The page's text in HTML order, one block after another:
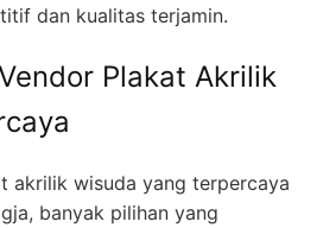
dan kualitas terjamin.
Plakat Akrilik
akrilik wisuda yang terpercaya
banyak pilihan yang